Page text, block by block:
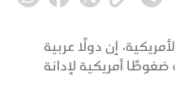
إن دولًا عربية
أمريكية لإدانة